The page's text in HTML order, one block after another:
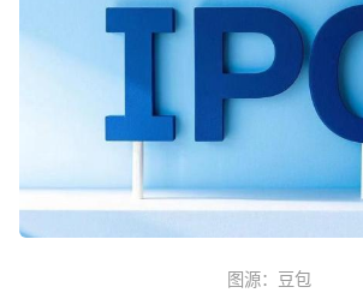
图源：豆包